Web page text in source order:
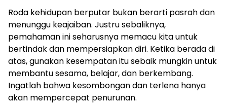
Roda kehidupan berputar bukan berarti pasrah dan
menunggu keajaiban. Justru sebaliknya,
pemahaman ini seharusnya memacu kita untuk
bertindak dan mempersiapkan diri. Ketika berada di
atas, gunakan kesempatan itu sebaik mungkin untuk
membantu sesama, belajar, dan berkembang.
Ingatlah bahwa kesombongan dan terlena hanya
akan mempercepat penurunan.